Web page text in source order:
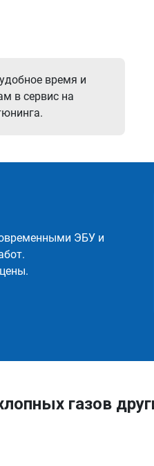
время и
в сервис на
ЭБУ и
газов